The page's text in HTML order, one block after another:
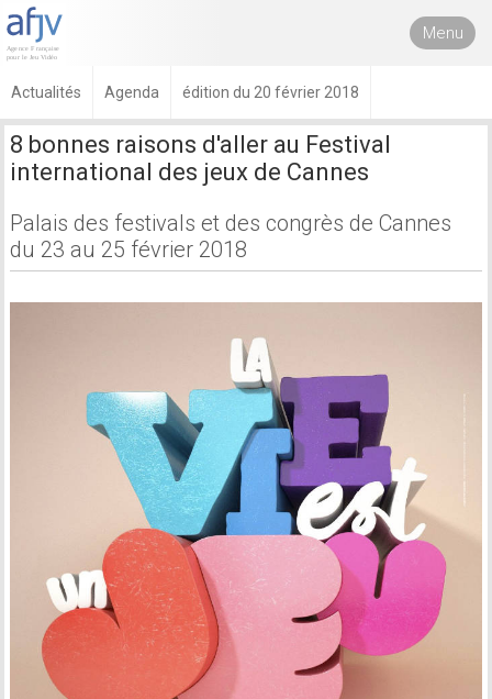
Menu
Actualités Agenda édition du 20 février 2018
8 bonnes raisons d'aller au Festival
international des jeux de Cannes
Palais des festivals et des congrès de Cannes
du 23 au 25 février 2018